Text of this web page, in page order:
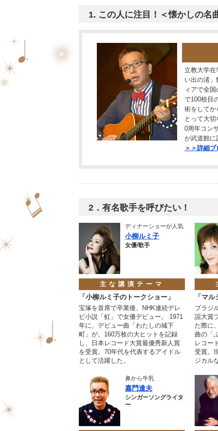
1. この人に注目！＜懐かしの
立教大学
い出の渚
ィアで全
で100校目
術をしてか
とって大
0周年コン
が武道館に
＞＞詳細
2．有名歌手を呼びたい！
ディナーショーが人気
小柳ルミ子
女優/歌手
主な講演テーマ
「小柳ルミ子のトークショー」
宝塚を首席で卒業後、NHK連続デレ
ビ小説「虹」で女優デビュー。 1971
年に、デビュー曲「わたしの城下
町」が、160万枚の大ヒットを記録
し、日本レコード大賞最優秀新人賞
を受賞。70年代を代表するアイドル
として活躍した。
「マ
ブラジ
謡大賞
た際に
曲の「
レコー
受賞。
ジカル
鼻から牛乳
嘉門達夫
シンガーソングライタ
ー